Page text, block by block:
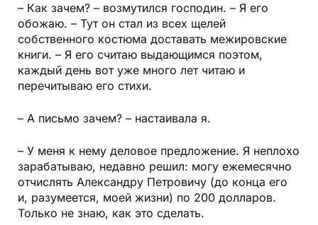
– Как зачем? – возмутился господин. – Я его
обожаю. – Тут он стал из всех щелей
собственного костюма доставать межировские
книги. – Я его считаю выдающимся поэтом,
каждый день вот уже много лет читаю и
перечитываю его стихи.
– А письмо зачем? – настаивала я.
– У меня к нему деловое предложение. Я неплохо
зарабатываю, недавно решил: могу ежемесячно
отчислять Александру Петровичу (до конца его
и, разумеется, моей жизни) по 200 долларов.
Только не знаю, как это сделать.